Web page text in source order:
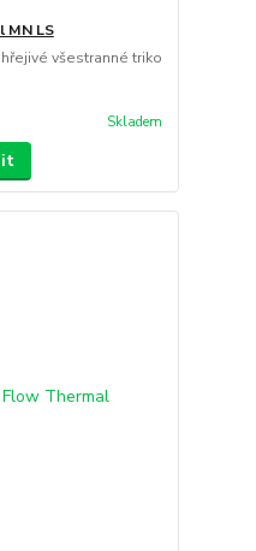
MN LS
všestranné triko
Skladem